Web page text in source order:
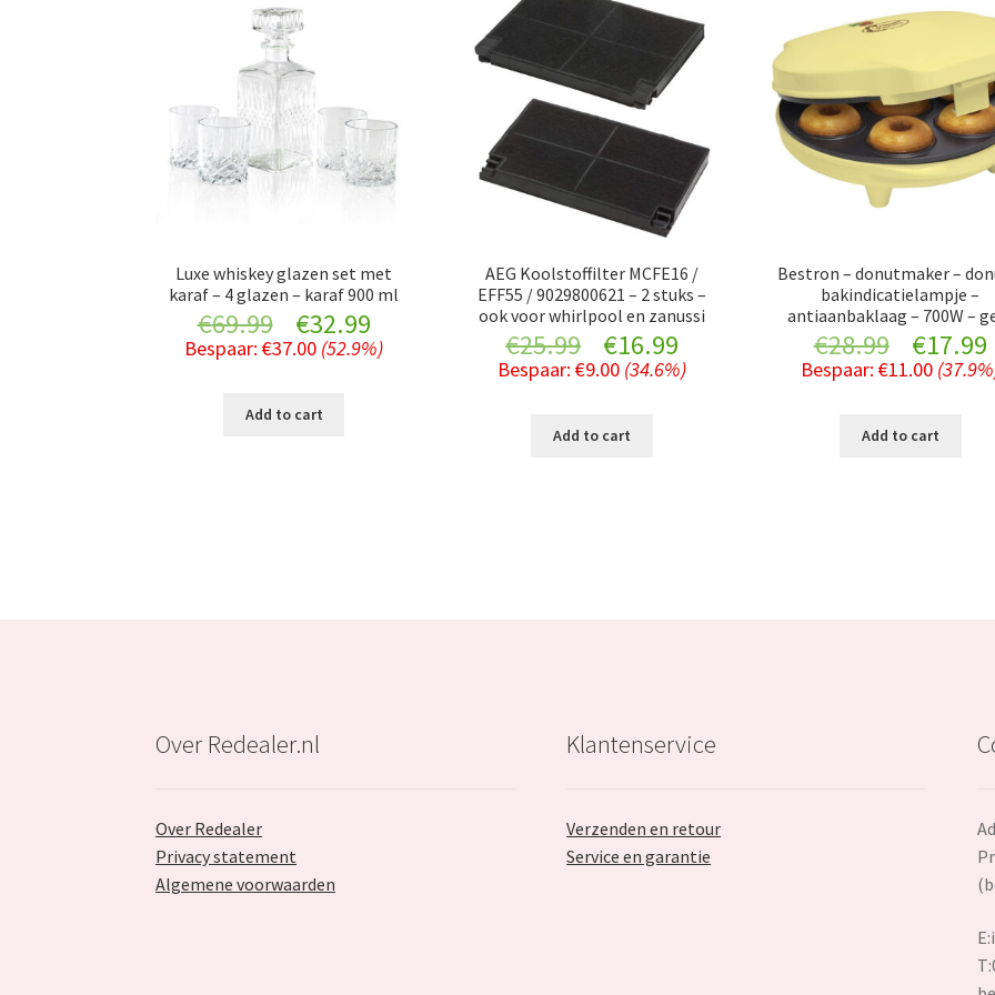
Luxe whiskey glazen set met
karaf – 4 glazen – karaf 900 ml
€69.99
Original
price
was:
€32.99Current
price
Bespaar:€37.00 (52.9%)
Add to cart
AEG Koolstoffilter MCFE16 /
EFF55 / 9029800621 – 2 stuks –
ook voor whirlpool en zanussi
€25.99
Original
price
was:
€16.99
price
Bespaar:€9.00 (34.6%)
Add to cart
Bestron – donutmaker –
bakindicatielampje –
antiaanbaklaag – 700W –
€28.99
Original
price
was:
€17.99
Bespaar:€11.00
Add to cart
Over Redealer.nl
Over Redealer
Privacy statement
Algemene voorwaarden
Klantenservice
Verzenden en retour
Service en garantie
E: